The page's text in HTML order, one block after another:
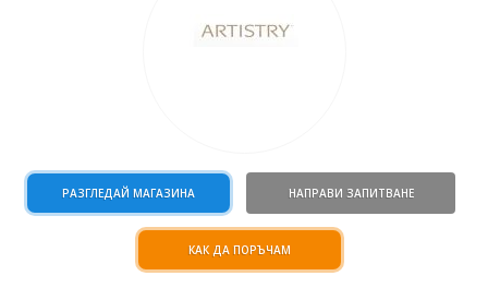
РАЗГЛЕДАЙ МАГАЗИНА НАПРАВИ ЗАПИТВАНЕ
КАК ДА ПОРЪЧАМ